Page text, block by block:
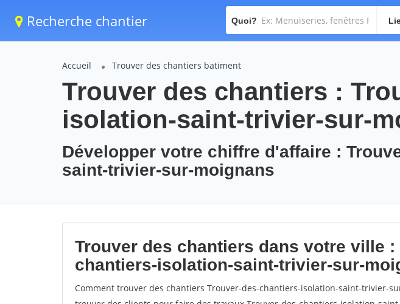
Recherche chantier Quoi?
Accueil Trouver des chantiers batiment
Trouver des chantiers :
isolation-saint-trivier-sur-
Développer votre chiffre d'affaire :
saint-trivier-sur-moignans
Trouver des chantiers dans votre ville :
chantiers-isolation-saint-trivier-sur-
Comment trouver des chantiers Trouver-des-chantiers-isolation-saint-trivier-